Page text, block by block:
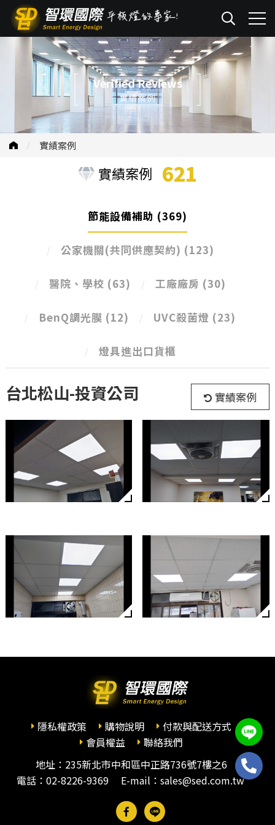
Verified Reviews
實績案例
實績案例
實績案例 621
節能設備補助 (369)
公家機關(共同供應契約) (123)
醫院、學校 (63) 工廠廠房 (30)
BenQ調光膜 (12) UVC殺菌燈 (23)
燈具進出口貨櫃
台北松山-投資公司 實績案例
隱私權政策 購物說明
付款與配送方式
會員權益
聯絡我們
地址：235新北市中和區中正路736號7樓之6
電話： 02-8226-9369 E-mail：sales@sed.com.tw